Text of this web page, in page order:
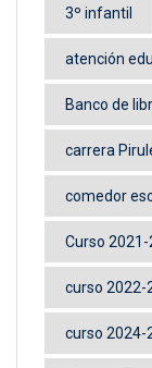
3º infantil
atención
Banco de
carrera
comedor
Curso 2021-
curso 2022-
curso 2024-